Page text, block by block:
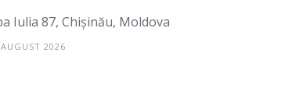
Iulia 87, Chișinău, Moldova
2026